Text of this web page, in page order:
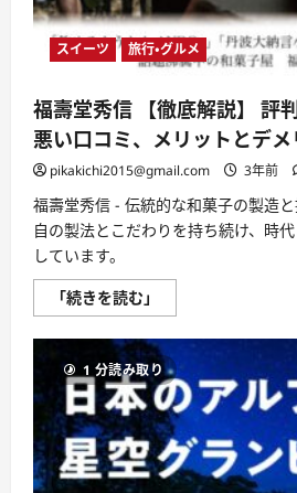
ッ
ト
と
デ
リ
ッ
ト!!
【徹
解
に
つ
い
ら
読
スイーツ 旅行・グルメ
福壽堂秀信 【徹底解説】 評
悪い口コミ、メリットとデ
pikakichi2015@gmail.com 3年前
福壽堂秀信 - 伝統的な和菓子の製造
自の製法とこだわりを持ち続け、時
しています。
「続きを読む」
壽
秀
信
【徹
底
解
説】
評
判、
良
い
1 分読み取り